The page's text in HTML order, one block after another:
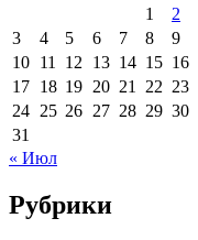
1
2
3
4 5 6 7 8
9
10 11 12 13 14 15 16
17 18 19 20 21 22 23
24 25 26 27 28 29 30
31
« Июл
Рубрики